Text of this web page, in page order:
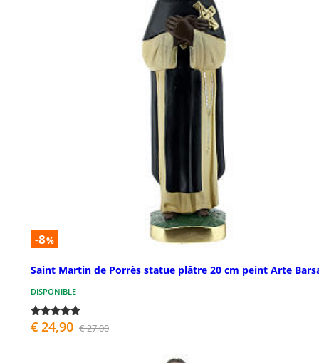
-8%
Saint Martin de Porrès statue plâtre 20 cm peint Arte
DISPONIBLE
€ 24,90 € 27,00